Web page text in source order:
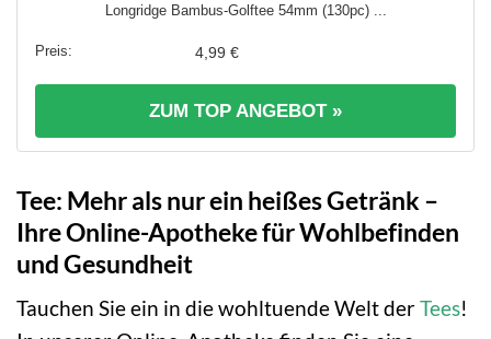
Longridge Bambus-Golftee 54mm (130pc) ...
4,99 €
ZUM TOP ANGEBOT »
Tee: Mehr als nur ein heißes Getränk –
Ihre Online-Apotheke für Wohlbefinden
und Gesundheit
Tauchen Sie ein in die wohltuende Welt derTees!